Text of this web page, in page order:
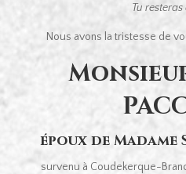
Tu
Nous avons la tristesse de
époux de Madame
survenu à Coudekerque-